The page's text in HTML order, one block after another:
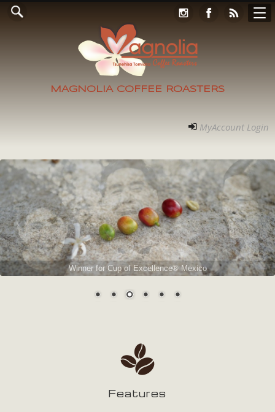
MAGNOLIA COFFEE ROASTERS
ホーム
ご案内
Online Store
フォト
アクセス
コンタクト
RECRUIT
MyAccount Login
MyAccount Login
Winner for Cup of Excellence® Mexico
Features